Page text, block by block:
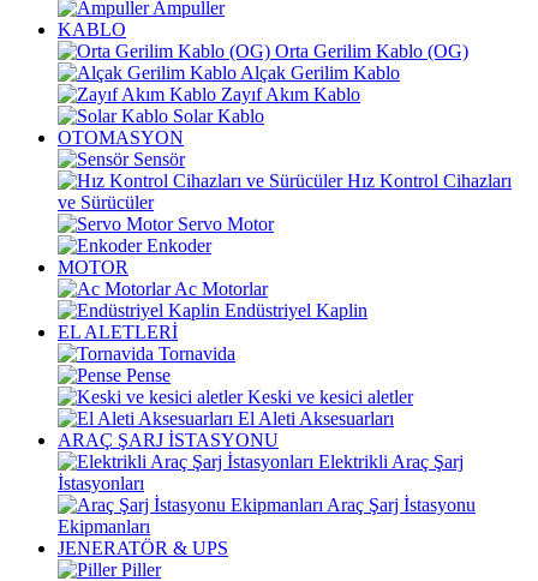
Ampuller
KABLO
Orta Gerilim Kablo (OG)
Alçak Gerilim Kablo
Zayıf Akım Kablo
Solar Kablo
OTOMASYON
Sensör
Hız Kontrol Cihazları
ve Sürücüler
Servo Motor
Enkoder
MOTOR
Ac Motorlar
Endüstriyel Kaplin
EL ALETLERİ
Tornavida
Pense
Keski ve kesici aletler
El Aleti Aksesuarları
ARAÇ ŞARJ İSTASYONU
Elektrikli Araç Şarj
İstasyonları
Araç Şarj İstasyonu
Ekipmanları
JENERATÖR & UPS
Piller